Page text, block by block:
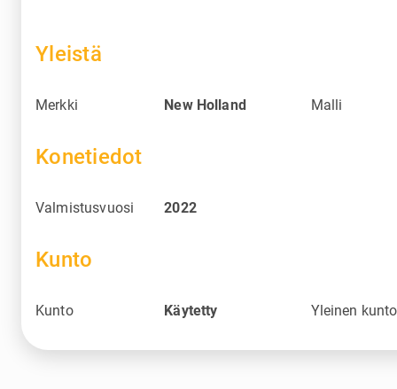
Yleistä
Merkki New Holland Malli
Konetiedot
Valmistusvuosi 2022
Kunto
Kunto Käytetty Yleinen kunto